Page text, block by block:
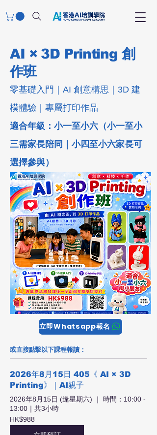
AI × 3D Printing 創
作班
零基礎入門｜AI 創意構思｜3D 建
模體驗｜專屬打印作品
適合年級：小一至小六（小一至小
三需家長陪同｜小四至小六家長可
選擇參與）
立即Whatsapp報名
2026年8月15日 405《 AI × 3D
Printing》｜AI親子
2026年8月15日 (逢星期六) ｜ 時間：10:00 -
13:00｜共3小時
988
港
HK$988
或直接點擊以下課程報讀：